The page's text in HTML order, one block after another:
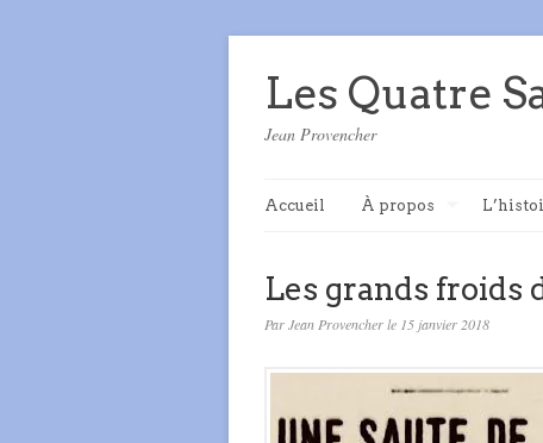
Les Quatre
Jean Provencher
Accueil À propos
Les grands froids
Par Jean Provencher le 15 janvier 2018